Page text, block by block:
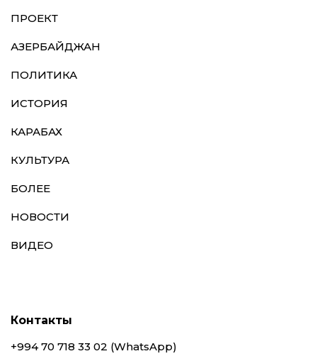
ПРОЕКТ
АЗЕРБАЙДЖАН
ПОЛИТИКА
ИСТОРИЯ
КАРАБАХ
КУЛЬТУРА
БОЛЕЕ
НОВОСТИ
ВИДЕО
Контакты
+994 70 718 33 02 (WhatsApp)